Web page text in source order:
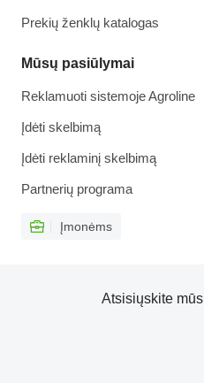
Prekių ženklų katalogas
Mūsų pasiūlymai
Reklamuoti sistemoje Agroline
Įdėti skelbimą
Įdėti reklaminį skelbimą
Partnerių programa
Įmonėms
Atsisiųskite